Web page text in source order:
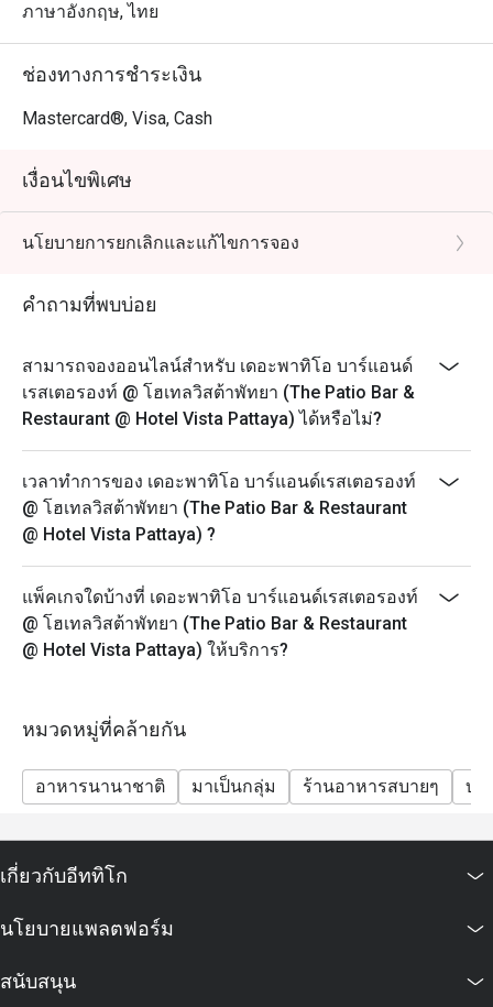
ภาษาอังกฤษ, ไทย
ช่องทางการชำระเงิน
Mastercard®, Visa, Cash
เงื่อนไขพิเศษ
นโยบายการยกเลิกและแก้ไขการจอง
คำถามที่พบบ่อย
สามารถจองออนไลน์สำหรับ เดอะพาทิโอ บาร์แอนด์
เรสเตอรองท์ @ โฮเทลวิสต้าพัทยา (The Patio Bar &
Restaurant @ Hotel Vista Pattaya) ได้หรือไม่?
เวลาทำการของ เดอะพาทิโอ บาร์แอนด์เรสเตอรองท์
@ โฮเทลวิสต้าพัทยา (The Patio Bar & Restaurant
@ Hotel Vista Pattaya) ?
แพ็คเกจใดบ้างที่ เดอะพาทิโอ บาร์แอนด์เรสเตอรองท์
@ โฮเทลวิสต้าพัทยา (The Patio Bar & Restaurant
@ Hotel Vista Pattaya) ให้บริการ?
หมวดหมู่ที่คล้ายกัน
อาหารนานาชาติ มาเป็นกลุ่ม ร้านอาหารสบายๆ บา
เกี่ยวกับอีททิโก
นโยบายแพลตฟอร์ม
สนับสนุน